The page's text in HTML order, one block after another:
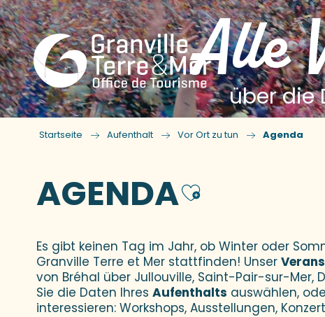
Alle
über die
Startseite Aufenthalt Vor Ort zu tun Agenda
AGENDAAjouter
Es gibt keinen Tag im Jahr, ob Winter oder
Granville Terre et Mer stattfinden! Unser
von Bréhal über Jullouville, Saint-Pair-sur-Mer,
Sie die Daten Ihres Aufenthalts auswählen,
interessieren: Workshops, Ausstellungen,